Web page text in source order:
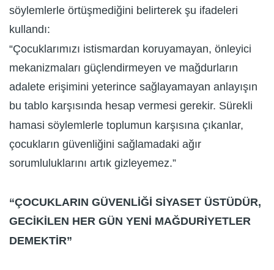
söylemlerle örtüşmediğini belirterek şu ifadeleri
kullandı:
“Çocuklarımızı istismardan koruyamayan, önleyici
mekanizmaları güçlendirmeyen ve mağdurların
adalete erişimini yeterince sağlayamayan anlayışın
bu tablo karşısında hesap vermesi gerekir. Sürekli
hamasi söylemlerle toplumun karşısına çıkanlar,
çocukların güvenliğini sağlamadaki ağır
sorumluluklarını artık gizleyemez.”
“ÇOCUKLARIN GÜVENLİĞİ SİYASET ÜSTÜDÜR,
GECİKİLEN HER GÜN YENİ MAĞDURİYETLER
DEMEKTİR”